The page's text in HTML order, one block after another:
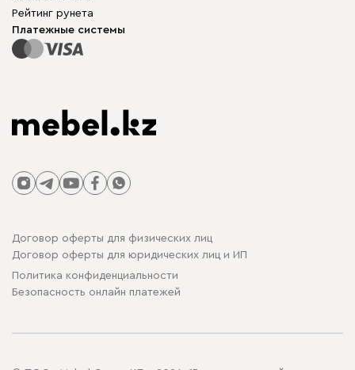
Для бизнеса
Карта сайта
Столы и стулья
Рейтинг рунета
Платежные системы
Договор оферты для физических лиц
Договор оферты для юридических лиц и ИП
Политика конфиденциальности
Безопасность онлайн платежей